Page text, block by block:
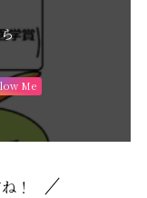
Me
！